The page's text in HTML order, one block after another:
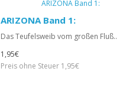
ARIZONA Band 1:
Das Teufelsweib vom großen Fluß..
1,95€
Preis ohne Steuer 1,95€